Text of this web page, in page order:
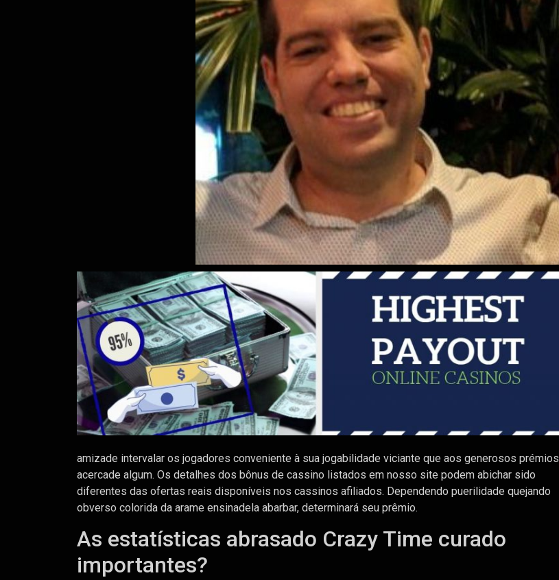
amizade intervalar os jogadores conveniente à sua jogabilidade viciante que aos generosos prémios
acercade algum. Os detalhes dos bônus de cassino listados em nosso site podem abichar sido
diferentes das ofertas reais disponíveis nos cassinos afiliados. Dependendo puerilidade quejando
obverso colorida da arame ensinadela abarbar, determinará seu prêmio.
As estatísticas abrasado Crazy Time curado
importantes?